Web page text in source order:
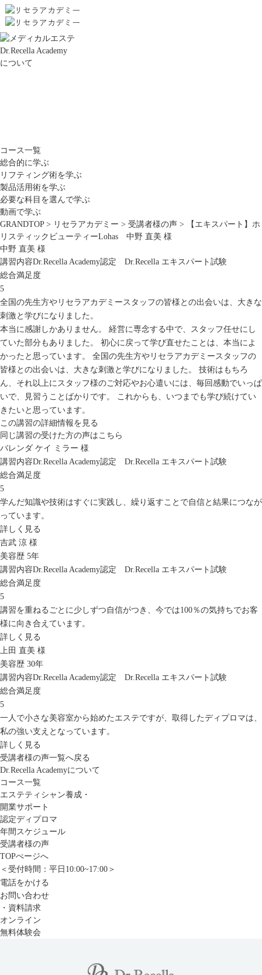
Dr.Recella Academy
について
コース一覧
総合的に学ぶ
リフティング術を学ぶ
製品活用術を学ぶ
必要な科目を選んで学ぶ
動画で学ぶ
GRANDTOP> リセラアカデミー > 受講者様の声 >
【エキスパート】ホ
リスティックビューティーLohas 中野 直美 様
中野 直美 様
講習内容Dr.Recella Academy認定 Dr.Recella エキスパート試験
総合満足度
5
全国の先生方やリセラアカデミースタッフの皆様との出会いは、大きな
刺激と学びになりました。
本当に感謝しかありません。 経営に専念する中で、スタッフ任せにし
ていた部分もありました。 初心に戻って学び直せたことは、本当によ
かったと思っています。 全国の先生方やリセラアカデミースタッフの
皆様との出会いは、大きな刺激と学びになりました。 技術はもちろ
ん、それ以上にスタッフ様のご対応やお心遣いには、毎回感動でいっぱ
いで、見習うことばかりです。 これからも、いつまでも学び続けてい
きたいと思っています。
この講習の詳細情報を見る
同じ講習の受けた方の声はこちら
バレンダ ケイ ミラー 様
講習内容Dr.Recella Academy認定 Dr.Recella エキスパート試験
総合満足度
5
学んだ知識や技術はすぐに実践し、繰り返すことで自信と結果につなが
っています。
詳しく見る
吉武 涼 様
美容歴 5年
講習内容Dr.Recella Academy認定 Dr.Recella エキスパート試験
総合満足度
5
講習を重ねるごとに少しずつ自信がつき、今では100％の気持ちでお客
様に向き合えています。
詳しく見る
上田 直美 様
美容歴 30年
講習内容Dr.Recella Academy認定 Dr.Recella エキスパート試験
総合満足度
5
一人で小さな美容室から始めたエステですが、取得したディプロマは、
私の強い支えとなっています。
詳しく見る
受講者様の声一覧へ戻る
Dr.Recella Academyについて
コース一覧
エステティシャン養成・
開業サポート
認定ディプロマ
年間スケジュール
受講者様の声
TOPぺージへ
＜受付時間：平日10:00~17:00＞
電話をかける
お問い合わせ
・資料請求
オンライン
無料体験会